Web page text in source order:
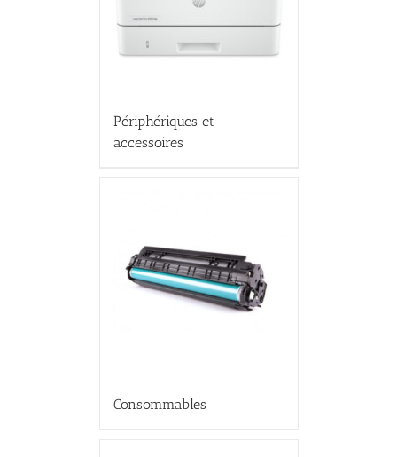
Périphériques et
accessoires
Consommables